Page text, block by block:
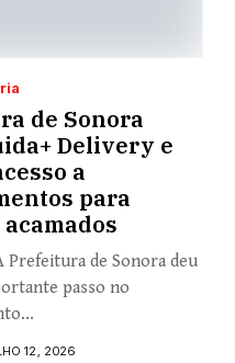
de Sonora
Delivery e
a
para
Prefeitura de Sonora deu
passo no
12, 2026